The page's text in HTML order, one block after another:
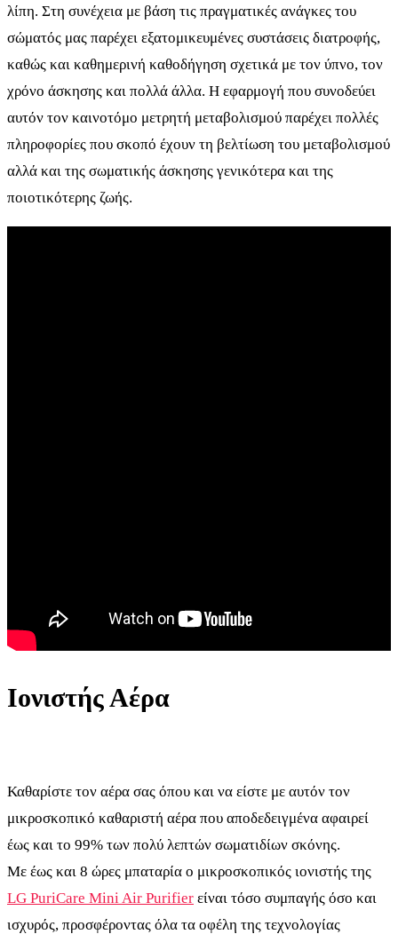
λίπη. Στη συνέχεια με βάση τις πραγματικές ανάγκες του
σώματός μας παρέχει εξατομικευμένες συστάσεις διατροφής,
καθώς και καθημερινή καθοδήγηση σχετικά με τον ύπνο, τον
χρόνο άσκησης και πολλά άλλα. Η εφαρμογή που συνοδεύει
αυτόν τον καινοτόμο μετρητή μεταβολισμού παρέχει πολλές
πληροφορίες που σκοπό έχουν τη βελτίωση του μεταβολισμού
αλλά και της σωματικής άσκησης γενικότερα και της
ποιοτικότερης ζωής.
Ιονιστής Αέρα
Καθαρίστε τον αέρα σας όπου και να είστε με αυτόν τον
μικροσκοπικό καθαριστή αέρα που αποδεδειγμένα αφαιρεί
έως και το 99% των πολύ λεπτών σωματιδίων σκόνης.
Με έως και 8 ώρες μπαταρία o μικροσκοπικός ιονιστής της
LG PuriCare Mini Air Purifier είναι τόσο συμπαγής όσο και
ισχυρός, προσφέροντας όλα τα οφέλη της τεχνολογίας